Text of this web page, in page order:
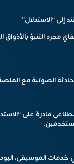
“الاستدلال”
التنبؤ بالأذواق
الصوتية مع
قادرة على
خدمات الموسيقى،